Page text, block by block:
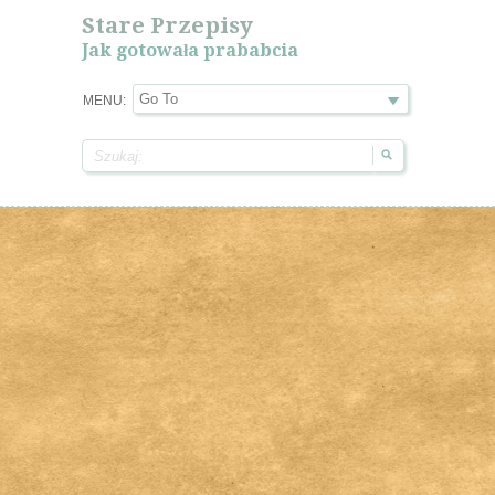
Stare Przepisy
Jak gotowała prababcia
MENU: